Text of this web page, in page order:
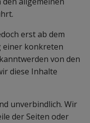
erst ab dem
einer konkreten
von den
diese Inhalte
unverbindlich. Wir
der Seiten oder